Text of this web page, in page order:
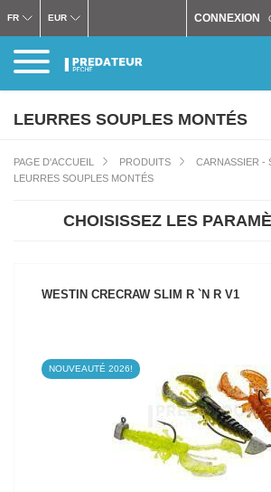
CONNEXION
FR EUR
LEURRES SOUPLES MONTÉS
PAGE D'ACCUEIL PRODUITS
CARNASSIER -
LEURRES SOUPLES MONTÉS
CHOISISSEZ LES
WESTIN CRECRAW SLIM R `N R V1
NOUVEAUTÉ 2026!
VOIR LE PRODUIT